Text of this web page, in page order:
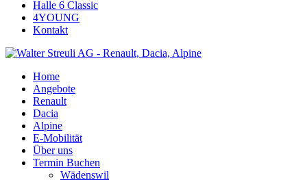
Halle 6 Classic
4YOUNG
Kontakt
Home
Angebote
Renault
Dacia
Alpine
E-Mobilität
Über uns
Termin Buchen
Wädenswil